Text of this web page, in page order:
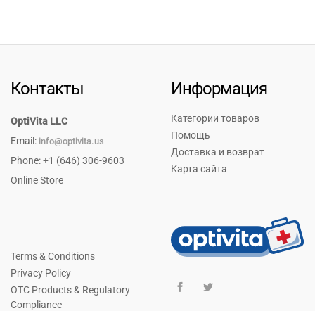
Контакты
OptiVita LLC
Email: info@optivita.us
Phone: +1 (646) 306-9603
Online Store
Информация
Категории товаров
Помощь
Доставка и возврат
Карта сайта
Terms & Conditions
Privacy Policy
OTC Products & Regulatory
Compliance